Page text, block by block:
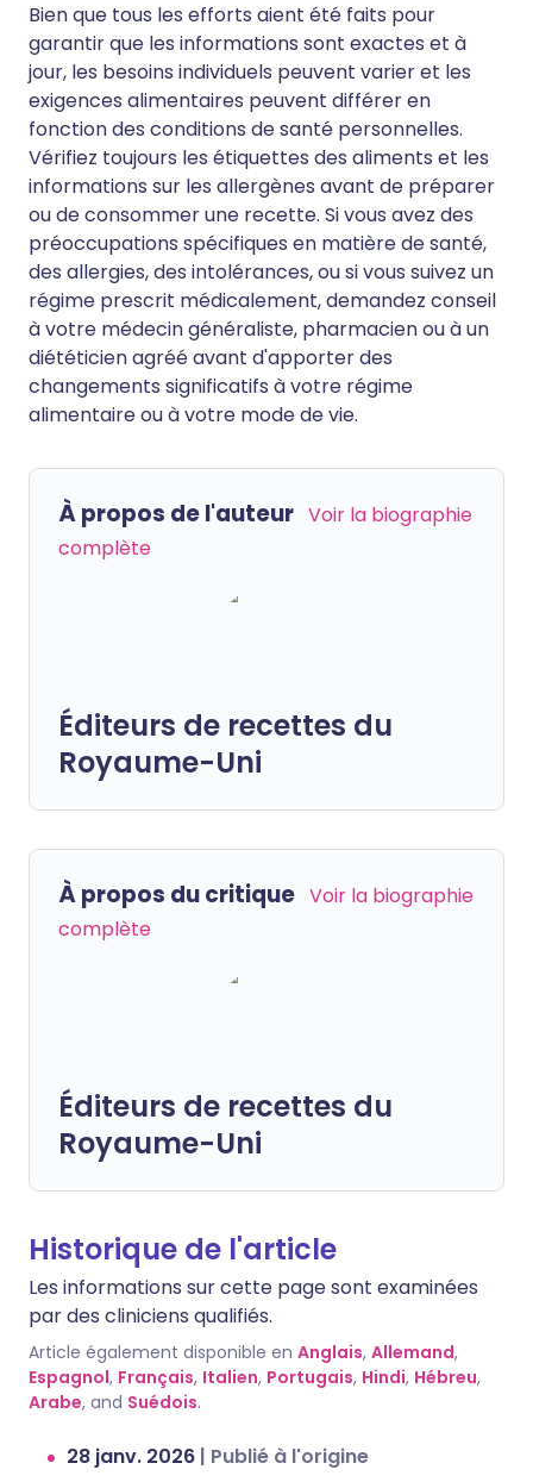
Bien que tous les efforts aient été faits pour
garantir que les informations sont exactes et à
jour, les besoins individuels peuvent varier et les
exigences alimentaires peuvent différer en
fonction des conditions de santé personnelles.
Vérifiez toujours les étiquettes des aliments et les
informations sur les allergènes avant de préparer
ou de consommer une recette. Si vous avez des
préoccupations spécifiques en matière de santé,
des allergies, des intolérances, ou si vous suivez un
régime prescrit médicalement, demandez conseil
à votre médecin généraliste, pharmacien ou à un
diététicien agréé avant d'apporter des
changements significatifs à votre régime
alimentaire ou à votre mode de vie.
À propos de l'auteur Voir la biographie
complète
Éditeurs de recettes du
Royaume-Uni
À propos du critique Voir la biographie
complète
Éditeurs de recettes du
Royaume-Uni
Historique de l'article
Les informations sur cette page sont examinées
par des cliniciens qualifiés.
Article également disponible en Anglais, Allemand,
Espagnol, Français, Italien, Portugais, Hindi, Hébreu,
Arabe, and Suédois.
28 janv. 2026 | Publié à l'origine